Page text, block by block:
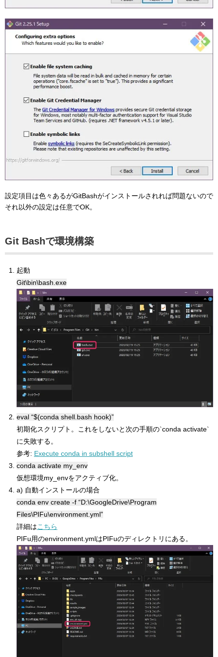
設定項目は色々あるがGitBashがインストールされれば問題ないので
それ以外の設定は任意でOK。
Git Bashで環境構築
起動
Git\bin\bash.exe
eval “$(conda shell.bash hook)”
初期化スクリプト。これをしないと次の手順の`conda activate`
に失敗する。
参考: Execute conda in subshell script
conda activate my_env
仮想環境my_envをアクティブ化。
a) 自動インストールの場合
conda env create -f “D:\GoogleDrive\Program
Files\PIFu\environment.yml”
詳細はこちら
PIFu用のenvironment.ymlはPIFuのディレクトリにある。